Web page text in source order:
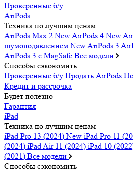
Проверенные б/у
AirPods
Техника по лучшим ценам
AirPods Max 2NewAirPods 4New
шумоподавлениемNewAirPods 3
AirPods 3 c MagSafe Все модели
Способы сэкономить
Проверенные б/у Продать AirPods
Кредит и рассрочка
Будет полезно
Гарантия
iPad
Техника по лучшим ценам
iPad Pro 13 (2024)New iPad Pro 11
(2024) iPad Air 11 (2024) iPad 10
(2021) Все модели
Способы сэкономить